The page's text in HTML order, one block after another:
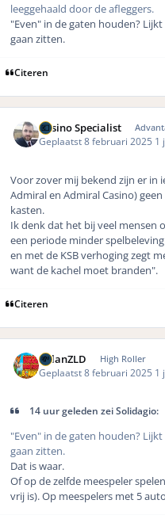
leeggehaald door de afleggers.
"Even" in de gaten houden?
gaan zitten.
Citeren
Casino Specialist
Geplaatst8 februari 2025 1
Voor zover mij bekend zijn er in
Admiral en Admiral Casino)
kasten.
Ik denk dat het bij veel mensen
een periode minder
en met de KSB verhoging zegt
want de kachel moet branden".
Citeren
MilanZLD High Roller
Geplaatst8 februari 2025 1
14 uur geleden zei Solidagio:
"Even" in de gaten houden?
gaan zitten.
Dat is waar.
Of op de zelfde meespeler
vrij is). Op meespelers met 5